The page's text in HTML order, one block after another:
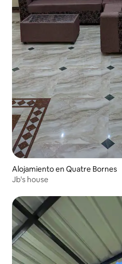
Alojamiento en Quatre Bornes
Jb's house